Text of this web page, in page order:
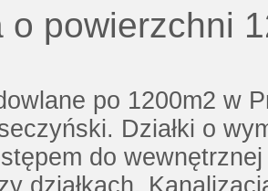
o powierzchni
po 1200m2 w
Działki o
do